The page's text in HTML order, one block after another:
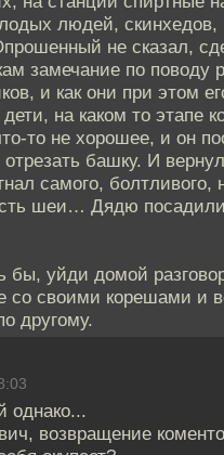
людей, скинхедов,
не сказал,
замечание по поводу
и как они при этом
на каком то этапе
то не хорошее, и он
башку. И
самого, болтливого,
шеи… Дядю
бы, уйди домой
со своими корешами и
другому.
однако...
возвращение